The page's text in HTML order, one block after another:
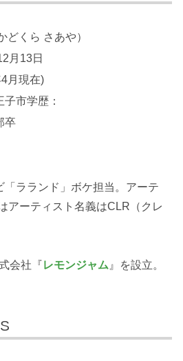
どくら さあや）
月13日
月現在)
市学歴：
卒
「ラランド」ボケ担当。アーテ
アーティスト名義はCLR（クレ
会社『レモンジャム 』を設立。